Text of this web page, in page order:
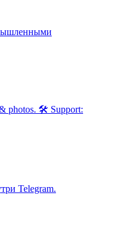
photos. 🛠 Support:
Telegram.